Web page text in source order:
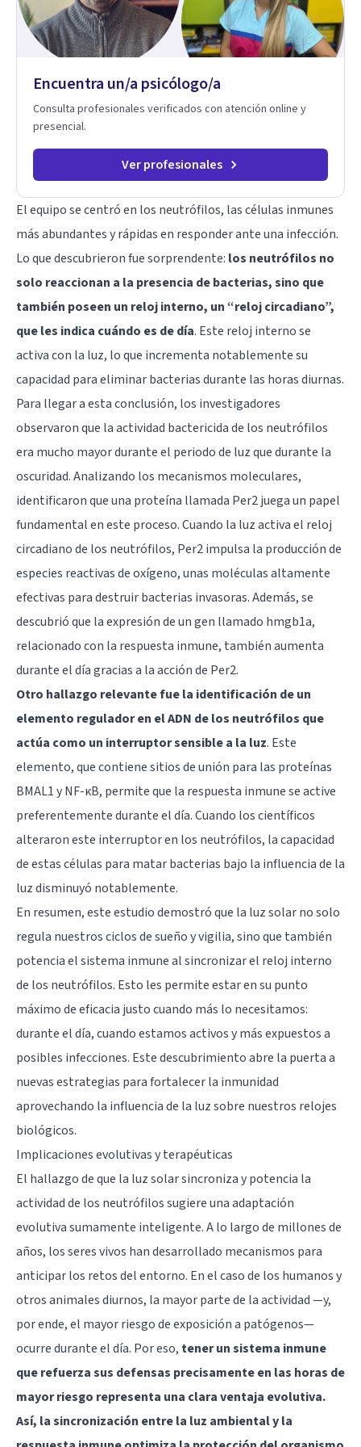
Encuentra un/a psicólogo/a
Consulta profesionales verificados con atención online y
presencial.
Ver profesionales
El equipo se centró en los neutrófilos, las células inmunes
más abundantes y rápidas en responder ante una infección.
Lo que descubrieron fue sorprendente: los neutrófilos no
solo reaccionan a la presencia de bacterias, sino que
también poseen un reloj interno, un “reloj circadiano”,
que les indica cuándo es de día. Este reloj interno se
activa con la luz, lo que incrementa notablemente su
capacidad para eliminar bacterias durante las horas diurnas.
Para llegar a esta conclusión, los investigadores
observaron que la actividad bactericida de los neutrófilos
era mucho mayor durante el periodo de luz que durante la
oscuridad. Analizando los mecanismos moleculares,
identificaron que una proteína llamada Per2 juega un papel
fundamental en este proceso. Cuando la luz activa el reloj
circadiano de los neutrófilos, Per2 impulsa la producción de
especies reactivas de oxígeno, unas moléculas altamente
efectivas para destruir bacterias invasoras. Además, se
descubrió que la expresión de un gen llamado hmgb1a,
relacionado con la respuesta inmune, también aumenta
durante el día gracias a la acción de Per2.
Otro hallazgo relevante fue la identificación de un
elemento regulador en el ADN de los neutrófilos que
actúa como un interruptor sensible a la luz. Este
elemento, que contiene sitios de unión para las proteínas
BMAL1 y NF-κB, permite que la respuesta inmune se active
preferentemente durante el día. Cuando los científicos
alteraron este interruptor en los neutrófilos, la capacidad
de estas células para matar bacterias bajo la influencia de la
luz disminuyó notablemente.
En resumen, este estudio demostró que la luz solar no solo
regula nuestros ciclos de sueño y vigilia, sino que también
potencia el sistema inmune al sincronizar el reloj interno
de los neutrófilos. Esto les permite estar en su punto
máximo de eficacia justo cuando más lo necesitamos:
durante el día, cuando estamos activos y más expuestos a
posibles infecciones. Este descubrimiento abre la puerta a
nuevas estrategias para fortalecer la inmunidad
aprovechando la influencia de la luz sobre nuestros relojes
biológicos.
Implicaciones evolutivas y terapéuticas
El hallazgo de que la luz solar sincroniza y potencia la
actividad de los neutrófilos sugiere una adaptación
evolutiva sumamente inteligente. A lo largo de millones de
años, los seres vivos han desarrollado mecanismos para
anticipar los retos del entorno. En el caso de los humanos y
otros animales diurnos, la mayor parte de la actividad —y,
por ende, el mayor riesgo de exposición a patógenos—
ocurre durante el día. Por eso, tener un sistema inmune
que refuerza sus defensas precisamente en las horas de
mayor riesgo representa una clara ventaja evolutiva.
Así, la sincronización entre la luz ambiental y la